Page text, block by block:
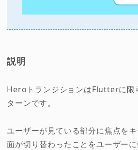
説明
HeroトランジションはFlutterに限
ターンです。
ユーザーが見ている部分に焦点を
面が切り替わったことをユーザー